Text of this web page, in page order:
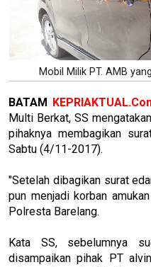
Mobil Milik PT. AMB
BATAM
Multi Berkat, SS
pihaknya membagikan
Sabtu (4/11-2017).
"Setelah dibagikan surat
pun menjadi korban
Polresta Barelang.
Kata SS, sebelumnya
disampaikan pihak PT